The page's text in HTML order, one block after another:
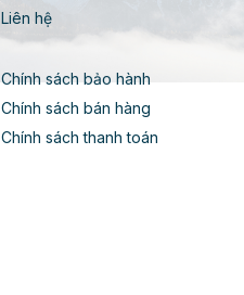
Liên hệ
Chính sách bảo hành
Chính sách bán hàng
Chính sách thanh toán